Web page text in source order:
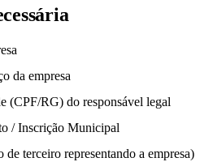
da empresa
(CPF/RG) do responsável legal
/ Inscrição Municipal
de terceiro representando a empresa)